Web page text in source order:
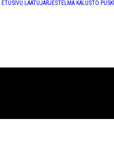
ETUSIVU LAATUJÄRJESTELMÄ KALUSTO